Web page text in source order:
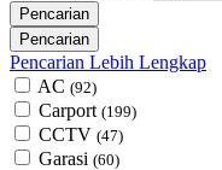
Pencarian Lebih Lengkap
AC (92)
Carport (199)
CCTV (47)
Garasi (60)